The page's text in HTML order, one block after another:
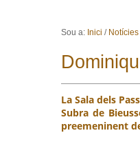
Sou a: Inici / Notícies
La Sala dels
Subra de
preemeninent